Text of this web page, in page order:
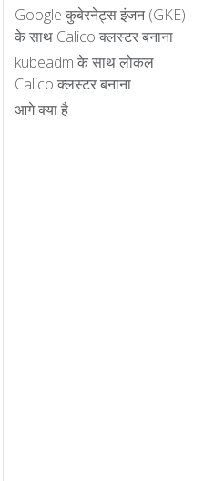
Google कुबेरनेट्स इंजन (GKE)
के साथ Calico क्लस्टर बनाना
kubeadm के साथ लोकल
Calico क्लस्टर बनाना
आगे क्या है